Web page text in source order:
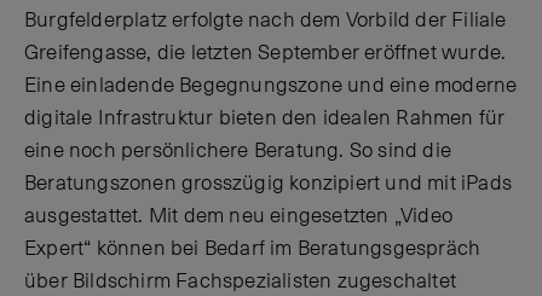
Burgfelderplatz erfolgte nach dem Vorbild der Filiale
Greifengasse, die letzten September eröffnet wurde.
Eine einladende Begegnungszone und eine moderne
digitale Infrastruktur bieten den idealen Rahmen für
eine noch persönlichere Beratung. So sind die
Beratungszonen grosszügig konzipiert und mit iPads
ausgestattet. Mit dem neu eingesetzten „Video
Expert“ können bei Bedarf im Beratungsgespräch
über Bildschirm Fachspezialisten zugeschaltet